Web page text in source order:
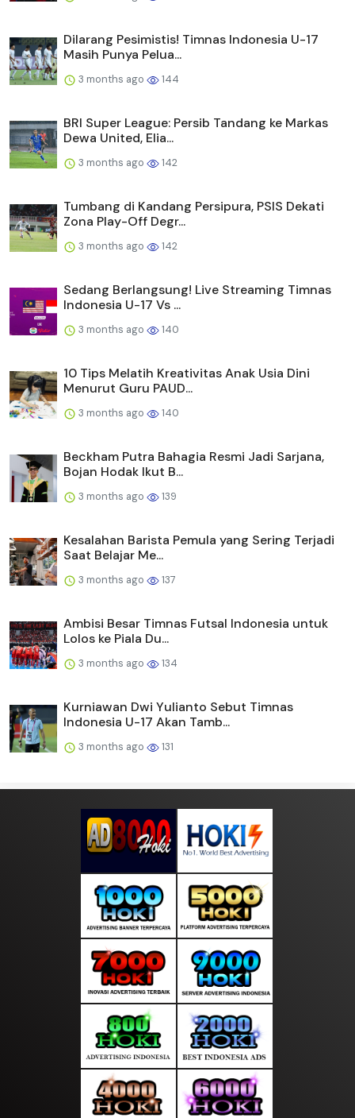
Dilarang Pesimistis! Timnas Indonesia U-17
Masih Punya Pelua...
3 months ago 144
BRI Super League: Persib Tandang ke Markas
Dewa United, Elia...
3 months ago 142
Tumbang di Kandang Persipura, PSIS Dekati
Zona Play-Off Degr...
3 months ago 142
Sedang Berlangsung! Live Streaming Timnas
Indonesia U-17 Vs ...
3 months ago 140
10 Tips Melatih Kreativitas Anak Usia Dini
Menurut Guru PAUD...
3 months ago 140
Beckham Putra Bahagia Resmi Jadi Sarjana,
Bojan Hodak Ikut B...
3 months ago 139
Kesalahan Barista Pemula yang Sering Terjadi
Saat Belajar Me...
3 months ago 137
Ambisi Besar Timnas Futsal Indonesia untuk
Lolos ke Piala Du...
3 months ago 134
Kurniawan Dwi Yulianto Sebut Timnas
Indonesia U-17 Akan Tamb...
3 months ago 131